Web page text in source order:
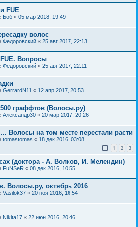
FUE
Боб « 05 мар 2018, 19:49
волос
Федоровский « 25 авг 2017, 22:13
Вопросы
Федоровский « 25 авг 2017, 22:11
GerrardN11 « 12 апр 2017, 20:53
граффтов (Волосы.ру)
Александр30 « 20 мар 2017, 20:26
Волосы на том месте перестали расти
tomastomas « 18 дек 2016, 03:08
1 2 3
(доктора - А. Волков, И. Мелендин)
FuNSeR « 08 дек 2016, 10:55
Волосы.ру, октябрь 2016
Vasilok37 « 20 ноя 2016, 16:54
Nikita17 « 22 июн 2016, 20:46